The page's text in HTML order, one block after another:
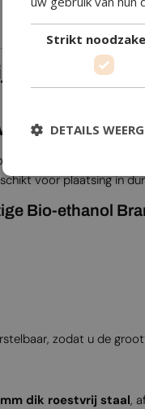
Tunnel Bio-
bio-ethanol haard
voor plaatsing in
Bio-ethanol
zodat u de
dik roestvrij staal,
Strikt
DETAILS